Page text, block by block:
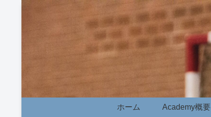
ホーム Academy概要